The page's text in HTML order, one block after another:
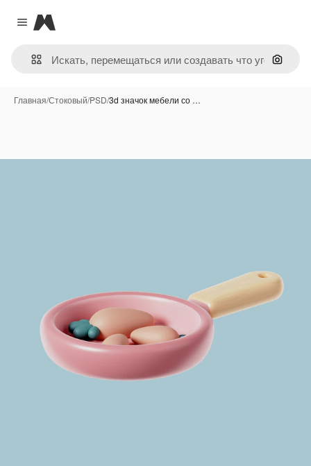
Close menu
Magnific
Поиск
Главная/Стоковый/PSD/3d значок мебели со …